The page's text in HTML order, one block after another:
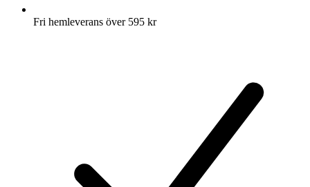
Fri hemleverans över 595 kr